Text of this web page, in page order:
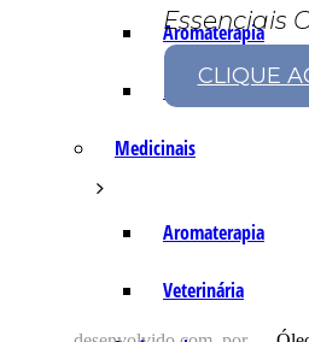
Aromaterapia
Fórmulas Caseiras
Medicinais
Aromaterapia
Veterinária
Essenciais
CLIQUE